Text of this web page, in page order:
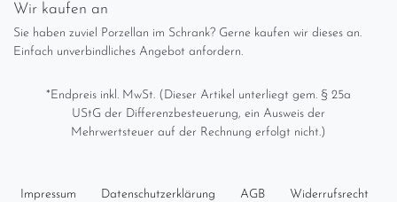
Wir kaufen an
Sie haben zuviel Porzellan im Schrank? Gerne kaufen wir dieses an.
Einfach unverbindliches Angebot anfordern.
*Endpreis inkl. MwSt. (Dieser Artikel unterliegt gem. § 25a
UStG der Differenzbesteuerung, ein Ausweis der
Mehrwertsteuer auf der Rechnung erfolgt nicht.)
Impressum Daten­schutz­erklärung AGB Widerrufs­recht